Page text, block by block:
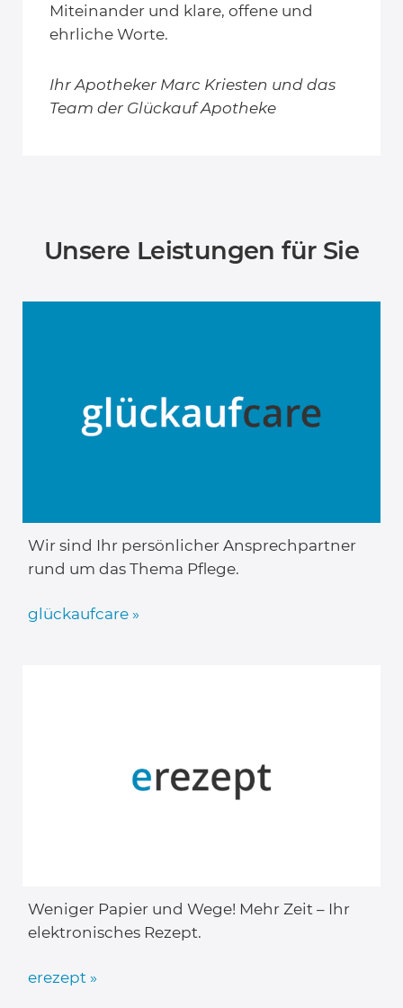
Miteinander und klare, offene und
ehrliche Worte.
Ihr Apotheker Marc Kriesten und das
Team der Glückauf Apotheke
Unsere Leistungen für Sie
Wir sind Ihr persönlicher Ansprechpartner
rund um das Thema Pflege.
glückaufcare »
Weniger Papier und Wege! Mehr Zeit – Ihr
elektronisches Rezept.
erezept »